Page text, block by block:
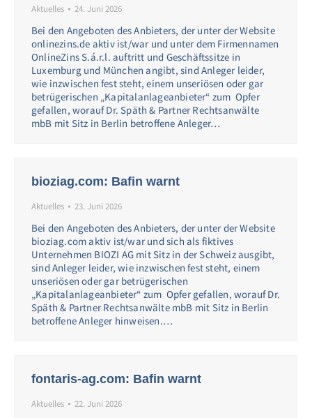
Aktuelles 24. Juni 2026
Bei den Angeboten des Anbieters, der unter der Website
onlinezins.de aktiv ist/war und unter dem Firmennamen
OnlineZins S.á.r.l. auftritt und Geschäftssitze in
Luxemburg und München angibt, sind Anleger leider,
wie inzwischen fest steht, einem unseriösen oder gar
betrügerischen „Kapitalanlageanbieter“ zum Opfer
gefallen, worauf Dr. Späth & Partner Rechtsanwälte
mbB mit Sitz in Berlin betroffene Anleger…
bioziag.com: Bafin warnt
Aktuelles 23. Juni 2026
Bei den Angeboten des Anbieters, der unter der Website
bioziag.com aktiv ist/war und sich als fiktives
Unternehmen BIOZI AG mit Sitz in der Schweiz ausgibt,
sind Anleger leider, wie inzwischen fest steht, einem
unseriösen oder gar betrügerischen
„Kapitalanlageanbieter“ zum Opfer gefallen, worauf Dr.
Späth & Partner Rechtsanwälte mbB mit Sitz in Berlin
betroffene Anleger hinweisen.…
fontaris-ag.com: Bafin warnt
Aktuelles 22. Juni 2026